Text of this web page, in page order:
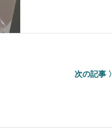
次の記事 〉